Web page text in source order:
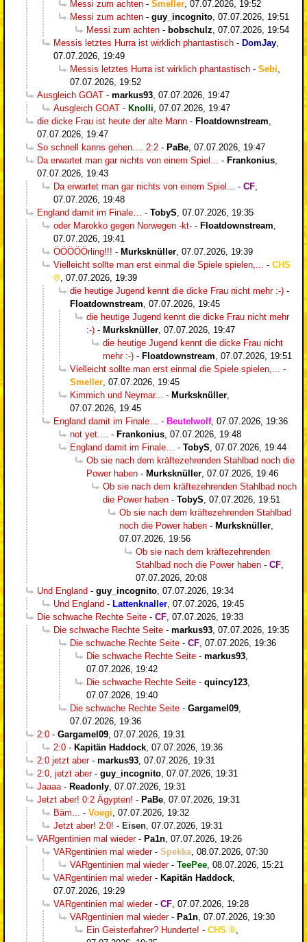
Messi zum achten - Smeller 07.07.2026, 19:52
Messi zum achten - guy_incognito 07.07.2026, 19:51
Messi zum achten - bobschulz 07.07.2026, 19:54
Messis letztes Hurra ist wirklich phantastisch - DomJay
07.07.2026, 19:49
Messis letztes Hurra ist wirklich phantastisch - Sebi
07.07.2026, 19:52
Ausgleich GOAT - markus93 07.07.2026, 19:47
Ausgleich GOAT - Knolli 07.07.2026, 19:47
die dicke Frau ist heute der alte Mann - Floatdownstream
07.07.2026, 19:47
So schnell kanns gehen.... 2:2 - PaBe 07.07.2026, 19:47
Da erwartet man gar nichts von einem Spiel...
- Frankonius
07.07.2026, 19:43
Da erwartet man gar nichts von einem Spiel...
- CF
07.07.2026, 19:48
England damit im Finale…
- TobyS 07.07.2026, 19:35
oder Marokko gegen Norwegen -kt- - Floatdownstream
07.07.2026, 19:41
ÖÖÖÖÖrling!!! - Murksknüller 07.07.2026, 19:39
Vielleicht sollte man erst einmal die Spiele spielen,...
- CHS
07.07.2026, 19:39
die heutige Jugend kennt die dicke Frau nicht mehr :-) -
Floatdownstream 07.07.2026, 19:45
die heutige Jugend kennt die dicke Frau nicht mehr
:-) - Murksknüller 07.07.2026, 19:47
die heutige Jugend kennt die dicke Frau nicht
mehr :-) - Floatdownstream 07.07.2026, 19:51
Vielleicht sollte man erst einmal die Spiele spielen,...
-
Smeller 07.07.2026, 19:45
Kimmich und Neymar...
- Murksknüller
07.07.2026, 19:45
England damit im Finale…
- Beutelwolf, 07.07.2026, 19:36
not yet....
- Frankonius 07.07.2026, 19:48
England damit im Finale…
- TobyS 07.07.2026, 19:44
Ob sie nach dem kräftezehrenden Stahlbad noch die
Power haben - Murksknüller 07.07.2026, 19:46
Ob sie nach dem kräftezehrenden Stahlbad noch
die Power haben - TobyS 07.07.2026, 19:51
Ob sie nach dem kräftezehrenden Stahlbad
noch die Power haben - Murksknüller
07.07.2026, 19:56
Ob sie nach dem kräftezehrenden
Stahlbad noch die Power haben - CF
07.07.2026, 20:08
Und England - guy_incognito 07.07.2026, 19:34
Und England - Lattenknaller 07.07.2026, 19:45
Die schwache Rechte Seite - CF 07.07.2026, 19:33
Die schwache Rechte Seite - markus93 07.07.2026, 19:35
Die schwache Rechte Seite - CF 07.07.2026, 19:36
Die schwache Rechte Seite - markus93
07.07.2026, 19:42
Die schwache Rechte Seite - quincy123
07.07.2026, 19:40
Die schwache Rechte Seite - Gargamel09
07.07.2026, 19:36
2:0 - Gargamel09 07.07.2026, 19:31
2:0 - Kapitän Haddock 07.07.2026, 19:36
2:0 jetzt aber- markus93 07.07.2026, 19:31
2:0, jetzt aber- guy_incognito 07.07.2026, 19:31
Jaaaa - Readonly 07.07.2026, 19:31
Jetzt aber! 0:2 Ägypten! - PaBe 07.07.2026, 19:31
Bäm...
- Voegi 07.07.2026, 19:32
Jetzt aber! 2:0! - Eisen 07.07.2026, 19:31
VARgentinien mal wieder- Pa1n 07.07.2026, 19:26
VARgentinien mal wieder- Spekka 08.07.2026, 07:30
VARgentinien mal wieder- TeePee 08.07.2026, 15:21
VARgentinien mal wieder- Kapitän Haddock
07.07.2026, 19:29
VARgentinien mal wieder- CF 07.07.2026, 19:28
VARgentinien mal wieder- Pa1n 07.07.2026, 19:30
Ein Geisterfahrer? Hunderte! - CHS